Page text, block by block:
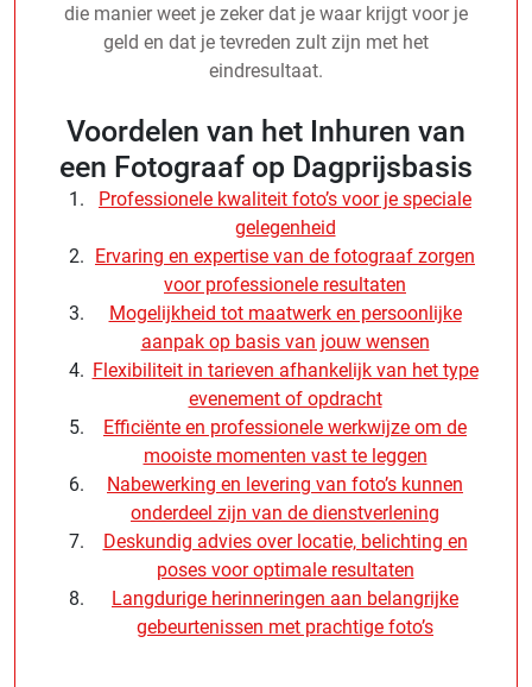
die manier weet je zeker dat je waar krijgt voor je
geld en dat je tevreden zult zijn met het
eindresultaat.
Voordelen van het Inhuren van
een Fotograaf op Dagprijsbasis
Professionele kwaliteit foto’s voor je speciale
gelegenheid
Ervaring en expertise van de fotograaf zorgen
voor professionele resultaten
Mogelijkheid tot maatwerk en persoonlijke
aanpak op basis van jouw wensen
Flexibiliteit in tarieven afhankelijk van het type
evenement of opdracht
Efficiënte en professionele werkwijze om de
mooiste momenten vast te leggen
Nabewerking en levering van foto’s kunnen
onderdeel zijn van de dienstverlening
Deskundig advies over locatie, belichting en
poses voor optimale resultaten
Langdurige herinneringen aan belangrijke
gebeurtenissen met prachtige foto’s